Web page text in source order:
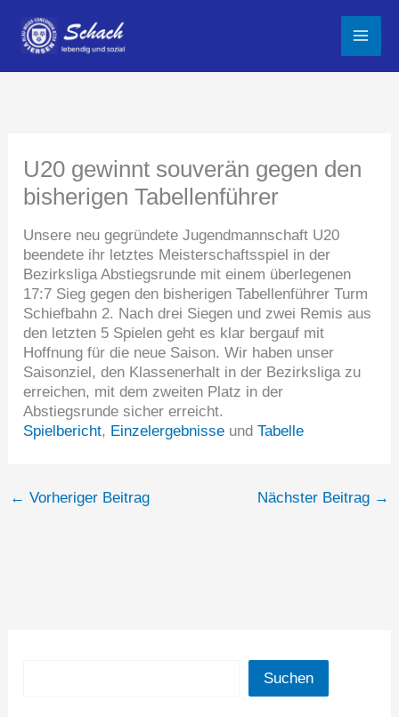
Inhalt
springen
U20 gewinnt souverän gegen den
bisherigen Tabellenführer
Unsere neu gegründete Jugendmannschaft U20
beendete ihr letztes Meisterschaftsspiel in der
Bezirksliga Abstiegsrunde mit einem überlegenen
17:7 Sieg gegen den bisherigen Tabellenführer Turm
Schiefbahn 2. Nach drei Siegen und zwei Remis aus
den letzten 5 Spielen geht es klar bergauf mit
Hoffnung für die neue Saison. Wir haben unser
Saisonziel, den Klassenerhalt in der Bezirksliga zu
erreichen, mit dem zweiten Platz in der
Abstiegsrunde sicher erreicht.
Spielbericht, Einzelergebnisse undTabelle
← Vorheriger Beitrag Nächster Beitrag →
Suchen